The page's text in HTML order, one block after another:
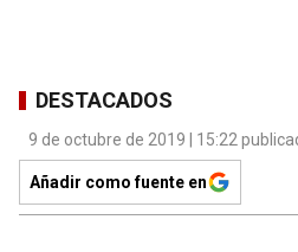
DESTACADOS
9 de octubre de 2019 | 15:22
Añadir como fuente en